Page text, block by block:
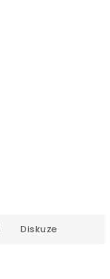
Diskuze